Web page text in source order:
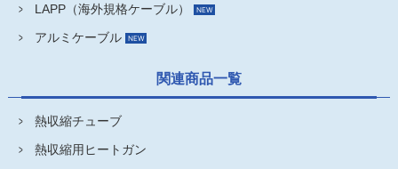
LAPP（海外規格ケーブル）
アルミケーブル
関連商品一覧
熱収縮チューブ
熱収縮用ヒートガン